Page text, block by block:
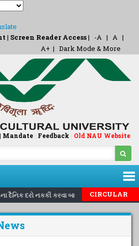
| Screen Reader Access| -A | A |
A+ | Dark Mode & More
Mandate| Feedback | Old NAU Website
દરો નકકી કરવા બાબત.. | |Inviting
CIRCULAR